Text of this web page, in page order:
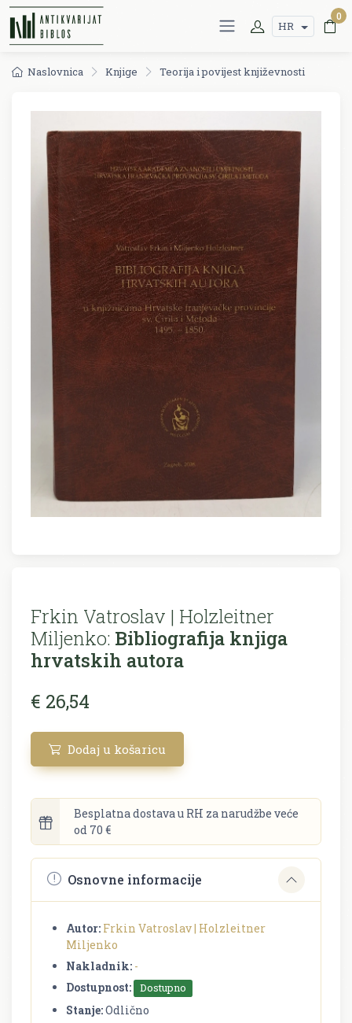
HR
0
Naslovnica Knjige Teorija i povijest književnosti
Frkin Vatroslav | Holzleitner
Miljenko: Bibliografija knjiga
hrvatskih autora
€ 26,54
Dodaj u košaricu
Besplatna dostava u RH za narudžbe veće
od 70 €
Osnovne informacije
Autor: Frkin Vatroslav | Holzleitner
Miljenko
Nakladnik: -
Dostupnost:
Dostupno
Stanje:Odlično